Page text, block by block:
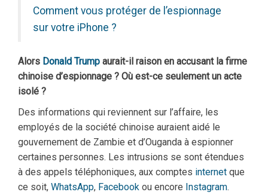
Comment vous protéger de l’espionnage
sur votre iPhone ?
Alors Donald Trump aurait-il raison en accusant la firme
chinoise d’espionnage ? Où est-ce seulement un acte
isolé ?
Des informations qui reviennent sur l’affaire, les
employés de la société chinoise auraient aidé le
gouvernement de Zambie et d’Ouganda à espionner
certaines personnes. Les intrusions se sont étendues
à des appels téléphoniques, aux comptes internet que
ce soit, WhatsApp, Facebook ou encore Instagram.